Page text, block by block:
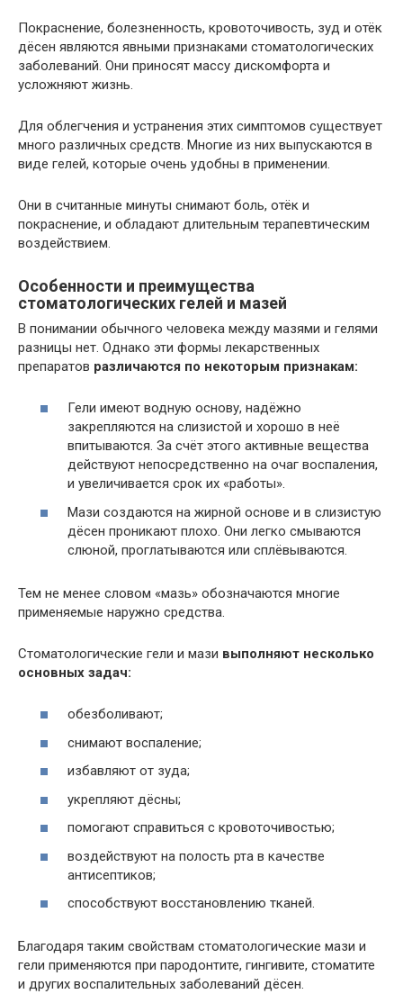
Покраснение, болезненность, кровоточивость, зуд и отёк
дёсен являются явными признаками стоматологических
заболеваний. Они приносят массу дискомфорта и
усложняют жизнь.
Для облегчения и устранения этих симптомов существует
много различных средств. Многие из них выпускаются в
виде гелей, которые очень удобны в применении.
Они в считанные минуты снимают боль, отёк и
покраснение, и обладают длительным терапевтическим
воздействием.
Особенности и преимущества
стоматологических гелей и мазей
В понимании обычного человека между мазями и гелями
разницы нет. Однако эти формы лекарственных
препаратов различаются по некоторым признакам:
Гели имеют водную основу, надёжно
закрепляются на слизистой и хорошо в неё
впитываются. За счёт этого активные вещества
действуют непосредственно на очаг воспаления,
и увеличивается срок их «работы».
Мази создаются на жирной основе и в слизистую
дёсен проникают плохо. Они легко смываются
слюной, проглатываются или сплёвываются.
Тем не менее словом «мазь» обозначаются многие
применяемые наружно средства.
Стоматологические гели и мази выполняют несколько
основных задач:
обезболивают;
снимают воспаление;
избавляют от зуда;
укрепляют дёсны;
помогают справиться с кровоточивостью;
воздействуют на полость рта в качестве
антисептиков;
способствуют восстановлению тканей.
Благодаря таким свойствам стоматологические мази и
гели применяются при пародонтите, гингивите, стоматите
и других воспалительных заболеваний дёсен.